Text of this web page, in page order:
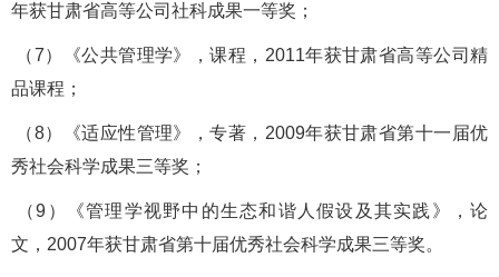
年获甘肃省高等公司社科成果一等奖 ；
（ 7） 《公共管理学》，课程， 2011年获甘肃省高等公司精
品课程 ；
（8） 《适应性管理》，专著， 2009年获甘肃省第十一届优
秀社会科学成果三等奖 ；
（9 ） 《管理学视野中的生态和谐人假设及其实践》，论
文， 2007年获甘肃省第十届优秀社会科学成果三等奖。